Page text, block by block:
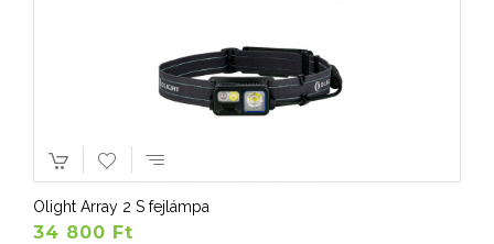
Olight Array 2 S fejlámpa
34 800 Ft